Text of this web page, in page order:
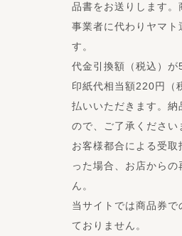
品書をお送りします。
事業者に代わりヤマト
す。
代金引換額（税込）が
印紙代相当額220円（
払いいただきます。納
ので、ご了承ください
お客様都合による受
った場合、お店から
ん。
当サイトでは商品券で
ておりません。